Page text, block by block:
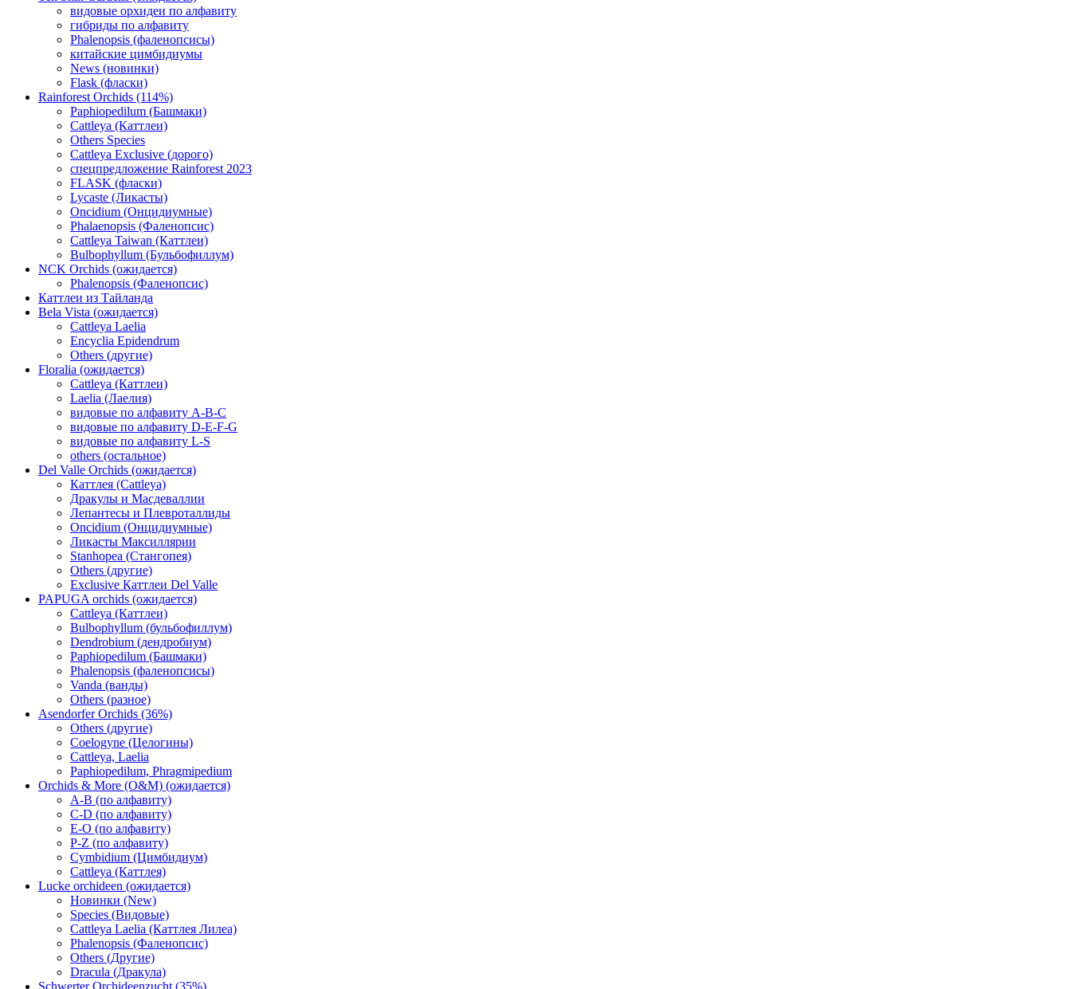
видовые орхидеи по алфавиту
гибриды по алфавиту
Phalenopsis (фаленопсисы)
китайские цимбидиумы
News (новинки)
Flask (фласки)
Rainforest Orchids (114%)
Paphiopedilum (Башмаки)
Cattleya (Каттлеи)
Others Species
Cattleya Exclusive (дорого)
спецпредложение Rainforest 2023
FLASK (фласки)
Lycaste (Ликасты)
Oncidium (Онцидиумные)
Phalaenopsis (Фаленопсис)
Cattleya Taiwan (Каттлеи)
Bulbophyllum (Бульбофиллум)
NCK Orchids (ожидается)
Phalenopsis (Фаленопсис)
Каттлеи из Тайланда
Bela Vista (ожидается)
Cattleya Laelia
Encyclia Epidendrum
Others (другие)
Floralia (ожидается)
Cattleya (Каттлеи)
Laelia (Лаелия)
видовые по алфавиту A-B-C
видовые по алфавиту D-E-F-G
видовые по алфавиту L-S
others (остальное)
Del Valle Orchids (ожидается)
Каттлея (Cattleya)
Дракулы и Масдеваллии
Лепантесы и Плевроталлиды
Oncidium (Онцидиумные)
Ликасты Максиллярии
Stanhopea (Стангопея)
Others (другие)
Exclusive Каттлеи Del Valle
PAPUGA orchids (ожидается)
Cattleya (Каттлеи)
Bulbophyllum (бульбофиллум)
Dendrobium (дендробиум)
Paphiopedilum (Башмаки)
Phalenopsis (фаленопсисы)
Vanda (ванды)
Others (разное)
Asendorfer Orchids (36%)
Others (другие)
Coelogyne (Целогины)
Cattleya, Laelia
Paphiopedilum, Phragmipedium
Orchids & More (O&M) (ожидается)
A-B (по алфавиту)
C-D (по алфавиту)
E-O (по алфавиту)
P-Z (по алфавиту)
Cymbidium (Цимбидиум)
Cattleya (Каттлея)
Lucke orchideen (ожидается)
Новинки (New)
Species (Видовые)
Cattleya Laelia (Каттлея Лилеа)
Phalenopsis (Фаленопсис)
Others (Другие)
Dracula (Дракула)
Schwerter Orchideenzucht (35%)